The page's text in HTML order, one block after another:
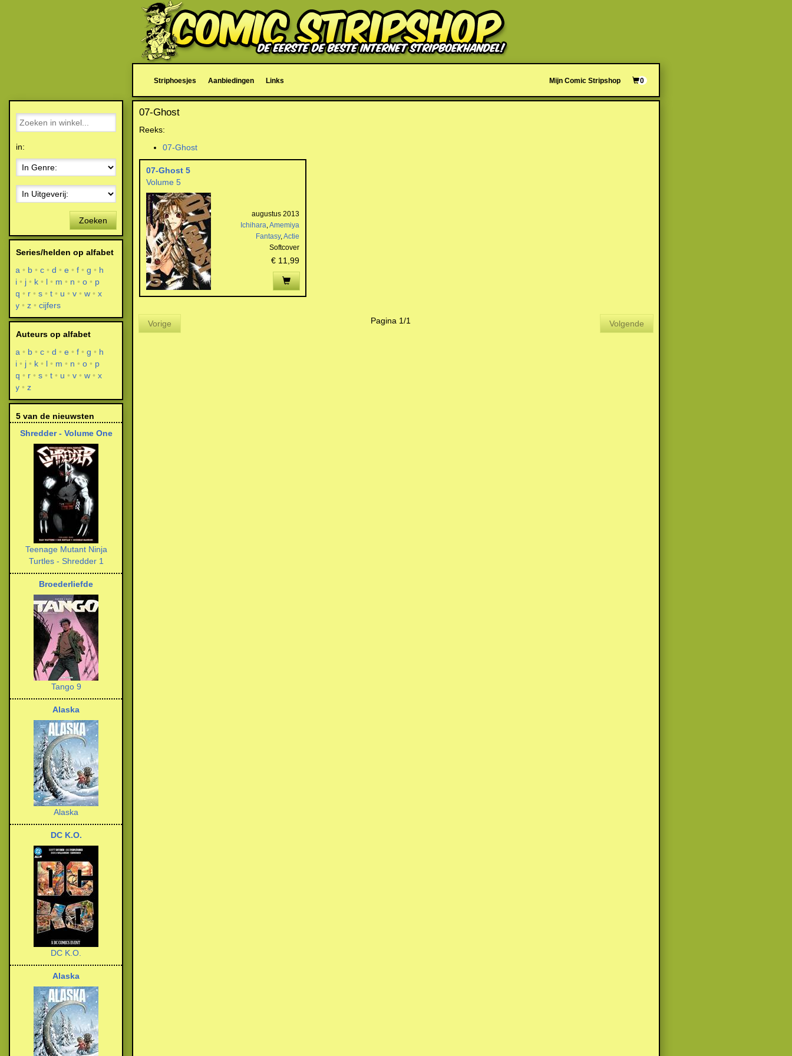
Striphoesjes Aanbiedingen Links Mijn Comic Stripshop 0
07-Ghost
Reeks:
07-Ghost
07-Ghost 5
Volume 5
augustus 2013
Ichihara,Amemiya
Fantasy,Actie
Softcover
€ 11,99
Vorige Pagina 1/1 Volgende
in:
Zoeken
Series/helden op alfabet
a
b c d e f g
h
i
j k l m n o
p
q
r s t u v w
x
y
z cijfers
Auteurs op alfabet
a
b c d e f g
h
i
j k l m n o
p
q
r s t u v w
x
y
z
5 van de nieuwsten
Shredder - Volume One
Teenage Mutant Ninja
Turtles - Shredder 1
Broederliefde
Tango 9
Alaska
Alaska
DC K.O.
DC K.O.
Alaska